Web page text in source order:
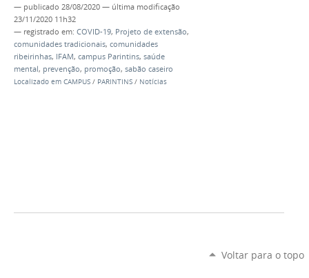
— publicado 28/08/2020 — última modificação
23/11/2020 11h32
— registrado em: COVID-19, Projeto de extensão,
comunidades tradicionais, comunidades
ribeirinhas, IFAM, campus Parintins, saúde
mental, prevenção, promoção, sabão caseiro
Localizado em CAMPUS / PARINTINS / Notícias
Voltar para o topo